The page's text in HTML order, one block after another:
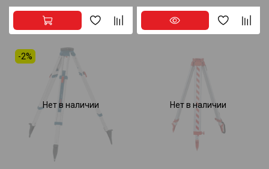
Нет в наличии
-2%
Нет в наличии